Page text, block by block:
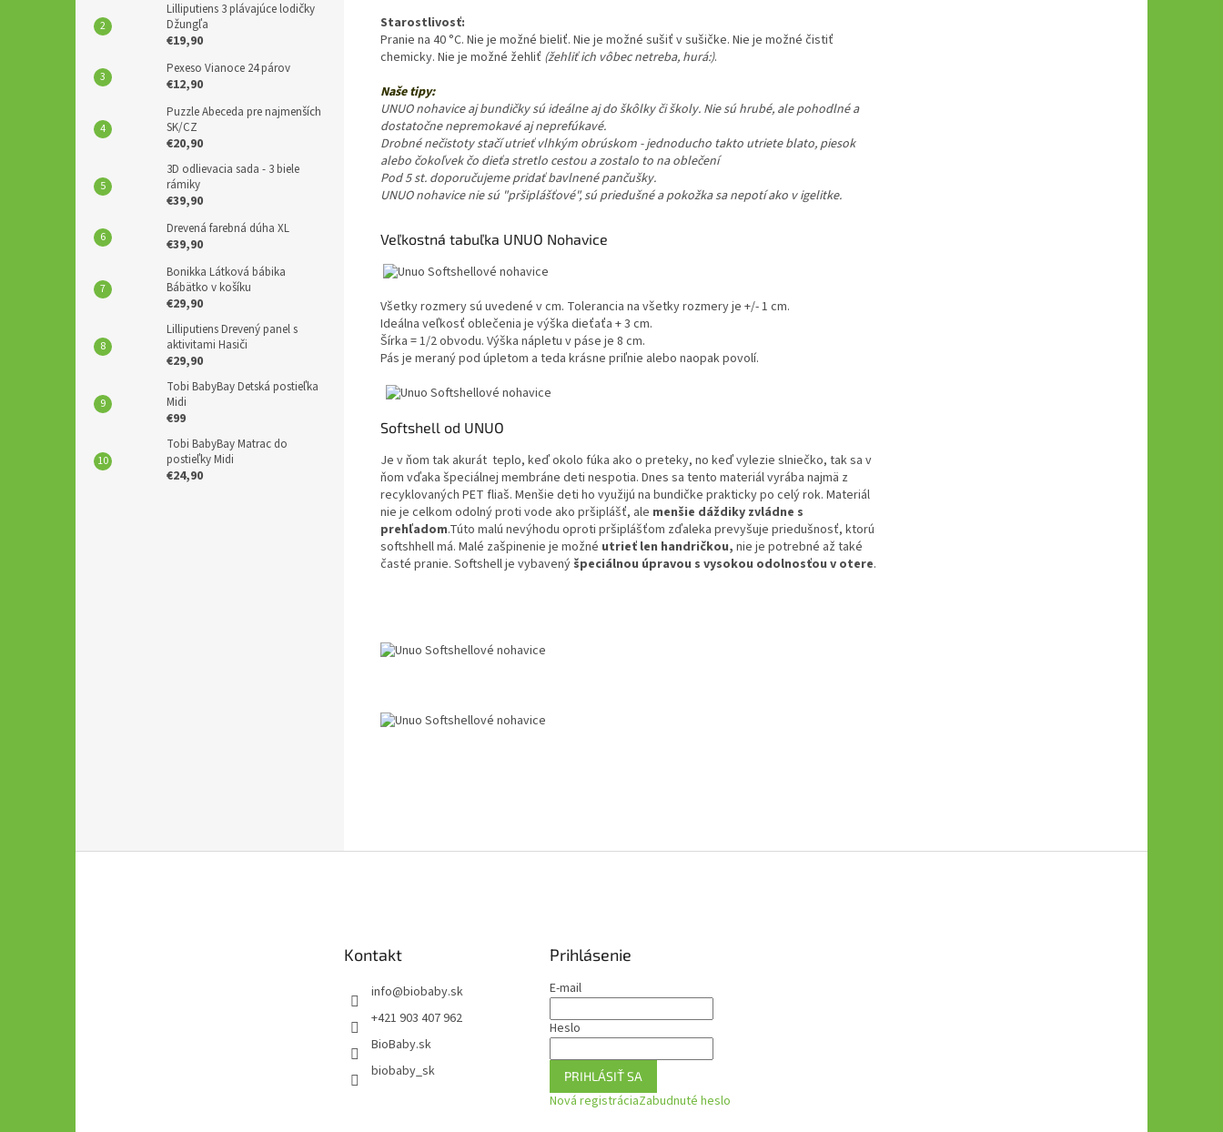
Lilliputiens 3 plávajúce lodičky
Džungľa
€19,90
Pexeso Vianoce 24 párov
€12,90
Puzzle Abeceda pre najmenších
SK/CZ
€20,90
3D odlievacia sada - 3 biele
rámiky
€39,90
Drevená farebná dúha XL
€39,90
Bonikka Látková bábika
Bábätko v košíku
€29,90
Lilliputiens Drevený panel s
aktivitami Hasiči
€29,90
Tobi BabyBay Detská postieľka
Midi
€99
Tobi BabyBay Matrac do
postieľky Midi
€24,90
Starostlivosť:
Pranie na 40 °C. Nie je možné bieliť. Nie je možné sušiť v sušičke. Nie je možné čistiť
chemicky. Nie je možné žehliť (žehliť ich vôbec netreba, hurá:).
Naše tipy:
UNUO nohavice aj bundičky sú ideálne aj do škôlky či školy. Nie sú hrubé, ale pohodlné a
dostatočne nepremokavé aj neprefúkavé.
Drobné nečistoty stačí utrieť vlhkým obrúskom - jednoducho takto utriete blato, piesok
alebo čokoľvek čo dieťa stretlo cestou a zostalo to na oblečení
Pod 5 st. doporučujeme pridať bavlnené pančušky.
UNUO nohavice nie sú "pršiplášťové", sú priedušné a pokožka sa nepotí ako v igelitke.
Veľkostná tabuľka UNUO Nohavice
Všetky rozmery sú uvedené v cm. Tolerancia na všetky rozmery je +/- 1 cm.
Ideálna veľkosť oblečenia je výška dieťaťa + 3 cm.
Šírka = 1/2 obvodu. Výška nápletu v páse je 8 cm.
Pás je meraný pod úpletom a teda krásne priľnie alebo naopak povolí.
Softshell od UNUO
Je v ňom tak akurát teplo, keď okolo fúka ako o preteky, no keď vylezie slniečko, tak sa v
ňom vďaka špeciálnej membráne deti nespotia. Dnes sa tento materiál vyrába najmä z
recyklovaných PET fliaš. Menšie deti ho využijú na bundičke prakticky po celý rok. Materiál
nie je celkom odolný proti vode ako pršiplášť, ale menšie dáždiky zvládne s
prehľadom.Túto malú nevýhodu oproti pršiplášťom zďaleka prevyšuje priedušnosť, ktorú
softshhell má. Malé zašpinenie je možné utrieť len handričkou, nie je potrebné až také
časté pranie. Softshell je vybavený špeciálnou úpravou s vysokou odolnosťou v otere.
Kontakt
info@biobaby.sk
+421 903 407 962
BioBaby.sk
biobaby_sk
Prihlásenie
E-mail
Heslo
PRIHLÁSIŤ SA
Nová registráciaZabudnuté heslo